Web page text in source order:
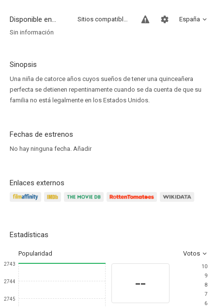
Disponible en... España
Sitios compatibles
Sin información
Sinopsis
Una niña de catorce años cuyos sueños de tener una quinceañera
perfecta se detienen repentinamente cuando se da cuenta de que su
familia no está legalmente en los Estados Unidos.
Fechas de estrenos
No hay ninguna fecha. Añadir
Enlaces externos
Estadísticas
Popularidad Votos
2743
2744
2745
--
10
9
8
7
6